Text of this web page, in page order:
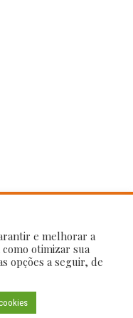
e melhorar a
otimizar sua
opções a seguir, de